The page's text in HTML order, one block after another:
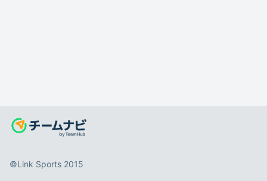
©️Link Sports 2015